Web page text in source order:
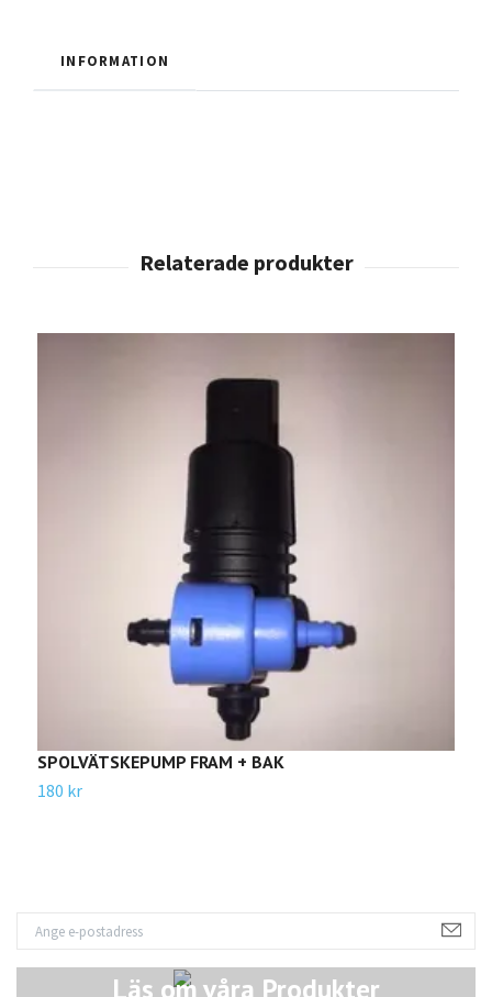
Läs om våra Produkter
INFORMATION
SPOLVÄTSKEPUMP FRAM + BAK
180 kr